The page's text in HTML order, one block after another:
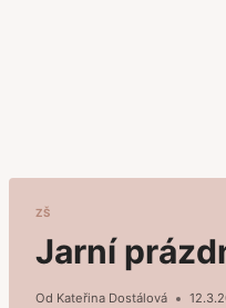
ZŠ
Jarní
Od Kateřina Dostálová